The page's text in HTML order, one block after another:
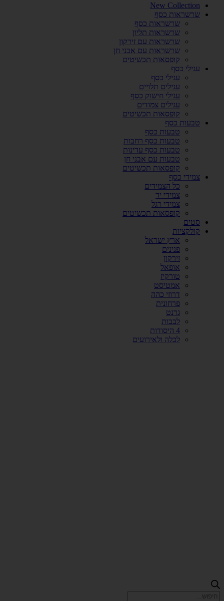
New Collection
שרשראות כסף
שרשראות כסף
שרשראות תליון
שרשראות עם זירקון
שרשראות עם אבני חן
קופסאות תכשיטים
עגילי כסף
עגילי כסף
עגילים תלויים
עגילי חישוק כסף
עגילים צמודים
קופסאות תכשיטים
טבעות כסף
טבעות כסף
טבעות כסף רחבות
טבעות כסף עדינות
טבעות עם אבני חן
קופסאות תכשיטים
צמידי כסף
כל הצמידים
צמידי יד
צמידי רגל
קופסאות תכשיטים
סטים
קולקציות
ארץ ישראל
פנינים
זירקון
אופאל
טורקיז
אמטיסט
דרוזי כהה
פרחונית
גרנט
לבבות
4 היסודות
לכלה ולאירועים
Products